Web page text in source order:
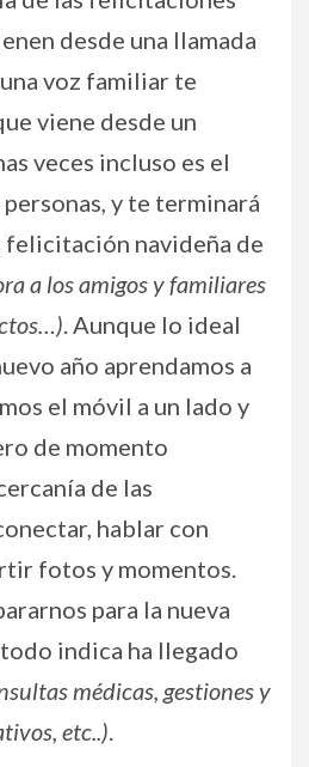
desde una llamada
voz familiar te
viene desde un
veces incluso es el
y te terminará
felicitación navideña de
a los amigos y familiares
. Aunque lo ideal
año aprendamos a
el móvil a un lado y
de momento
de las
hablar con
fotos y momentos.
para la nueva
indica ha llegado
médicas, gestiones y
etc..).